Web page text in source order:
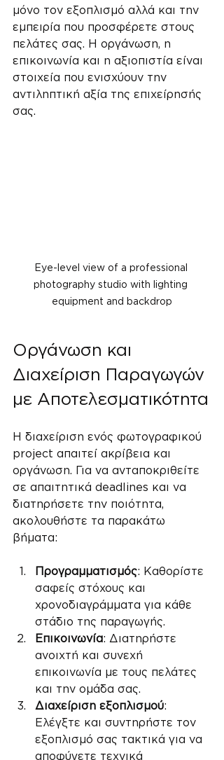
μόνο τον εξοπλισμό αλλά και την
εμπειρία που προσφέρετε στους
πελάτες σας. Η οργάνωση, η
επικοινωνία και η αξιοπιστία είναι
στοιχεία που ενισχύουν την
αντιληπτική αξία της επιχείρησής
σας.
Eye-level view of a professional
photography studio with lighting
equipment and backdrop
Οργάνωση και
Διαχείριση Παραγωγών
με Αποτελεσματικότητα
Η διαχείριση ενός φωτογραφικού
project απαιτεί ακρίβεια και
οργάνωση. Για να ανταποκριθείτε
σε απαιτητικά deadlines και να
διατηρήσετε την ποιότητα,
ακολουθήστε τα παρακάτω
βήματα:
Προγραμματισμός: Καθορίστε
σαφείς στόχους και
χρονοδιαγράμματα για κάθε
στάδιο της παραγωγής.
Επικοινωνία: Διατηρήστε
ανοιχτή και συνεχή
επικοινωνία με τους πελάτες
και την ομάδα σας.
Διαχείριση εξοπλισμού:
Ελέγξτε και συντηρήστε τον
εξοπλισμό σας τακτικά για να
αποφύγετε τεχνικά